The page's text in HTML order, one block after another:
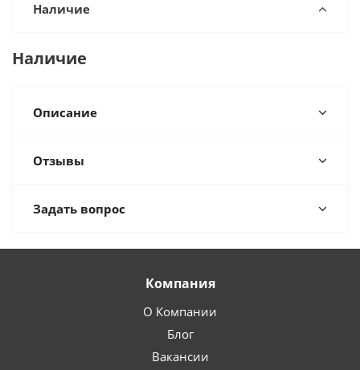
Наличие
Наличие
Описание
Отзывы
Задать вопрос
Компания
О Компании
Блог
Вакансии